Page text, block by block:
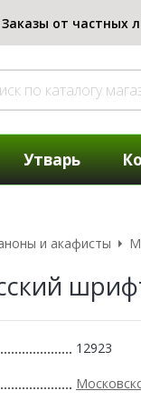
Утварь
и акафисты
12923